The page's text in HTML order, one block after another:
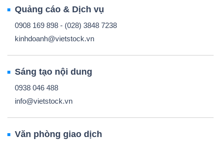
Quảng cáo & Dịch vụ
0908 169 898 - (028) 3848 7238
kinhdoanh@vietstock.vn
Sáng tạo nội dung
0938 046 488
info@vietstock.vn
Văn phòng giao dịch